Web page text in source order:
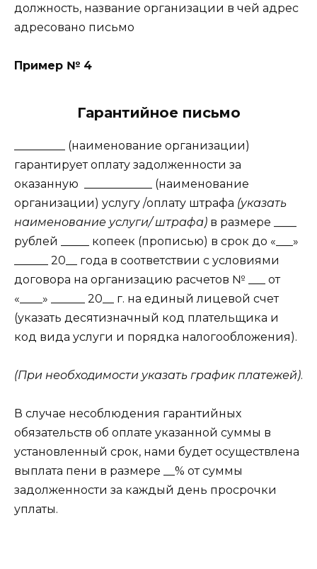
должность, название организации в чей адрес
адресовано письмо
Пример № 4
Гарантийное письмо
_________ (наименование организации)
гарантирует оплату задолженности за
оказанную ____________ (наименование
организации) услугу /оплату штрафа (указать
наименование услуги/ штрафа) в размере ____
рублей _____ копеек (прописью) в срок до «___»
______ 20__ года в соответствии с условиями
договора на организацию расчетов № ___ от
«____» ______ 20__ г. на единый лицевой счет
(указать десятизначный код плательщика и
код вида услуги и порядка налогообложения).
(При необходимости указать график платежей).
В случае несоблюдения гарантийных
обязательств об оплате указанной суммы в
установленный срок, нами будет осуществлена
выплата пени в размере __% от суммы
задолженности за каждый день просрочки
уплаты.